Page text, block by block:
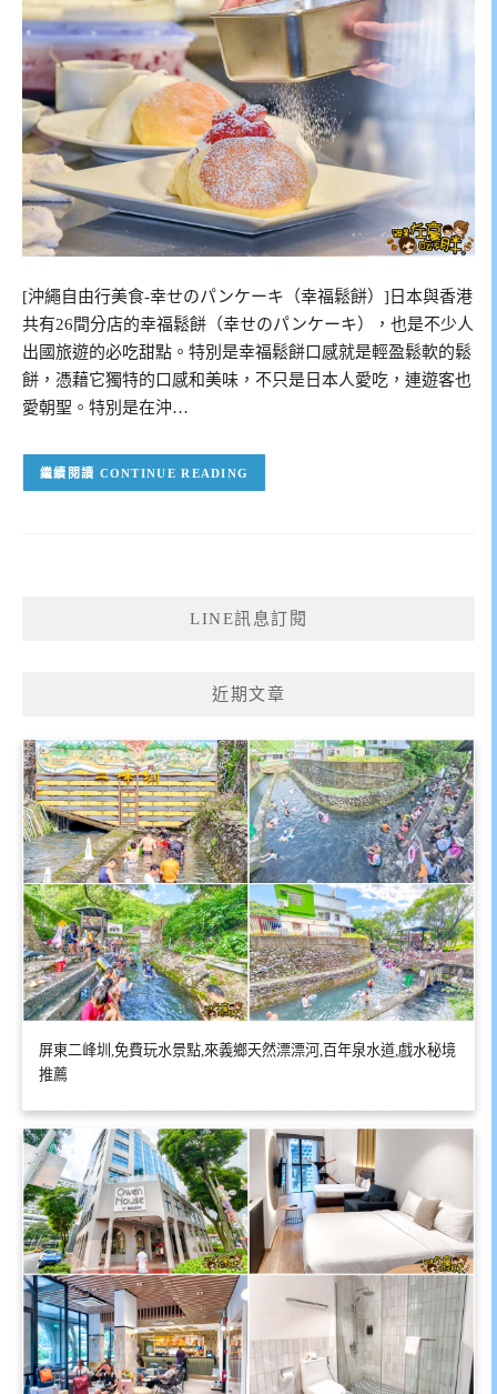
[沖繩自由行美食-幸せのパンケーキ（幸福鬆餅）]日本與香港
共有26間分店的幸福鬆餅（幸せのパンケーキ），也是不少人
出國旅遊的必吃甜點。特別是幸福鬆餅口感就是輕盈鬆軟的鬆
餅，憑藉它獨特的口感和美味，不只是日本人愛吃，連遊客也
愛朝聖。特別是在沖…
CONTINUE READING
LINE訊息訂閱
近期文章
屏東二峰圳,免費玩水景點,來義鄉天然漂漂河,百年泉水道,戲水秘境
推薦